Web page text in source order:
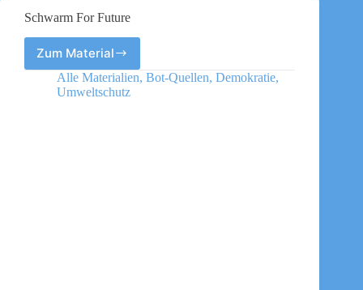
Schwarm For Future
Zum Material
Schwarm
For
Future
Alle Materialien, Bot-Quellen, Demokratie,
Umweltschutz